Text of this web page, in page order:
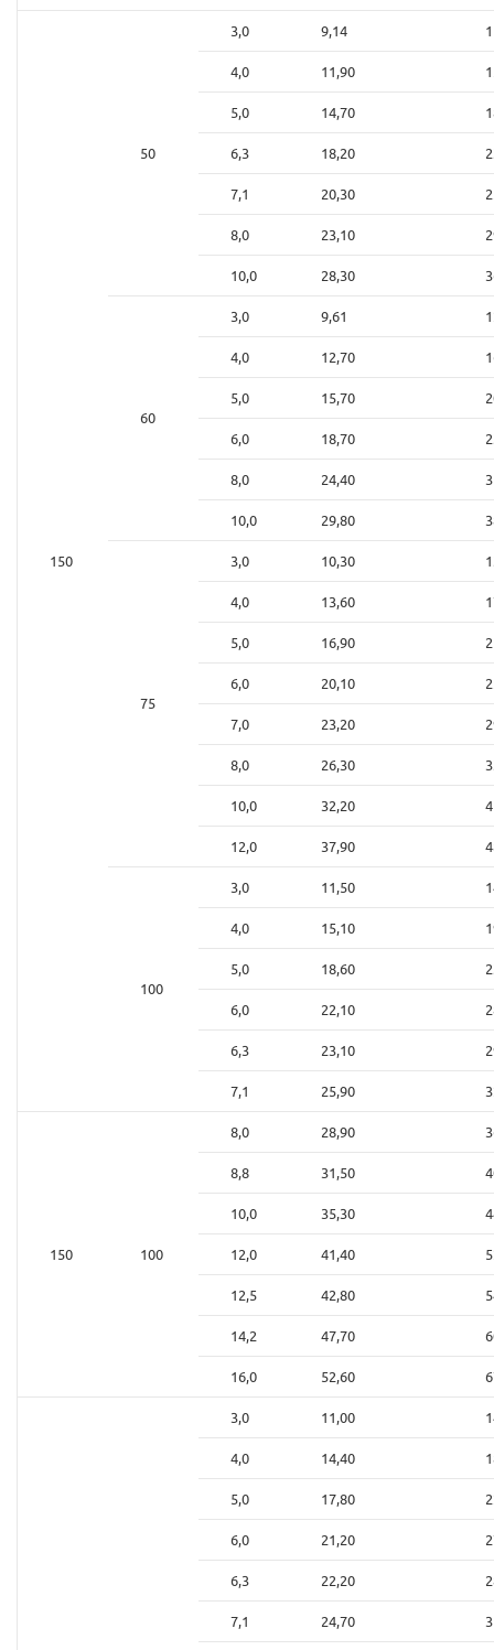
150
50
3,0 9,14
4,0 11,90
5,0 14,70
6,3 18,20
7,1 20,30
8,0 23,10
10,0 28,30
60
3,0 9,61
4,0 12,70
5,0 15,70
6,0 18,70
8,0 24,40
10,0 29,80
75
3,0 10,30
4,0 13,60
5,0 16,90
6,0 20,10
7,0 23,20
8,0 26,30
10,0 32,20
12,0 37,90
100
3,0 11,50
4,0 15,10
5,0 18,60
6,0 22,10
6,3 23,10
7,1 25,90
150 100
8,0 28,90
8,8 31,50
10,0 35,30
12,0 41,40
12,5 42,80
14,2 47,70
16,0 52,60
3,0 11,00
4,0 14,40
5,0 17,80
6,0 21,20
6,3 22,20
7,1 24,70